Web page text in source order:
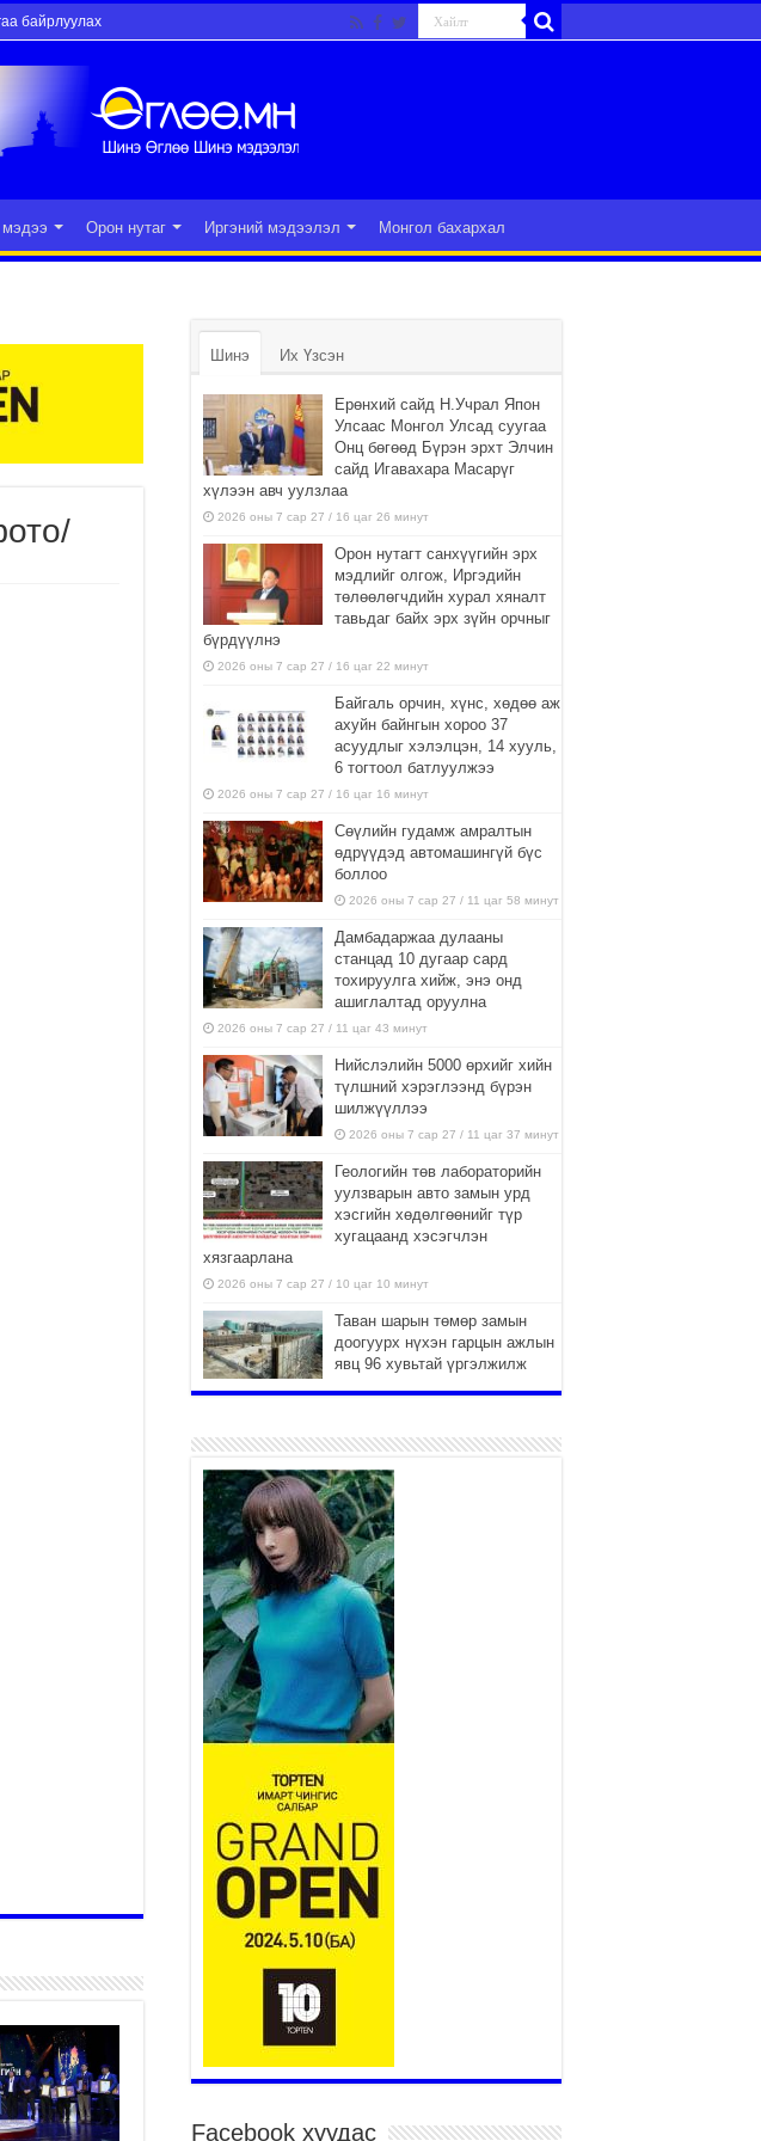
байрлуулах
Орон нутаг Иргэний мэдээлэл Монгол бахархал
Шинэ Их Үзсэн
Ерөнхий сайд Н.Учрал Япон
Улсаас Монгол Улсад суугаа
Онц бөгөөд Бүрэн эрхт Элчин
сайд Игавахара Масарүг
хүлээн авч уулзлаа
2026 оны 7 сар 27 / 16 цаг 26 минут
Орон нутагт санхүүгийн эрх
мэдлийг олгож, Иргэдийн
төлөөлөгчдийн хурал хяналт
тавьдаг байх эрх зүйн орчныг
бүрдүүлнэ
2026 оны 7 сар 27 / 16 цаг 22 минут
Байгаль орчин, хүнс, хөдөө аж
ахуйн байнгын хороо 37
асуудлыг хэлэлцэн, 14 хууль,
6 тогтоол батлуулжээ
2026 оны 7 сар 27 / 16 цаг 16 минут
Сөүлийн гудамж амралтын
өдрүүдэд автомашингүй бүс
боллоо
2026 оны 7 сар 27 / 11 цаг 58 минут
Дамбадаржаа дулааны
станцад 10 дугаар сард
тохируулга хийж, энэ онд
ашиглалтад оруулна
2026 оны 7 сар 27 / 11 цаг 43 минут
Нийслэлийн 5000 өрхийг хийн
түлшний хэрэглээнд бүрэн
шилжүүллээ
2026 оны 7 сар 27 / 11 цаг 37 минут
Геологийн төв лабораторийн
уулзварын авто замын урд
хэсгийн хөдөлгөөнийг түр
хугацаанд хэсэгчлэн
хязгаарлана
2026 оны 7 сар 27 / 10 цаг 10 минут
Таван шарын төмөр замын
доогуурх нүхэн гарцын ажлын
явц 96 хувьтай үргэлжилж
Нийслэлийн харьяа амаржих
газруудыг “Эх, хүүхдийн төв”
болгон өргөтгөнө
2026 оны 7 сар 27 / 9 цаг 58 минут
ТӨВ АЙМАГТ ӨВЛИЙН
БЭЛТГЭЛ АЖИЛ 80 ХУВЬТАЙ
ҮРГЭЛЖИЛЖ БАЙНА
2026 оны 7 сар 27 / 9 цаг 51 минут
“Хөдөө аж ахуй, хөдөөгийн
хөгжил төслийн 2 дахь шат”
төслийн хүрээнд 4 банктай
дамжуулан зээлдүүлэх гэрээ
байгууллаа
2026 оны 7 сар 27 / 9 цаг 40 минут
УИХ-ын гишүүн С.Зулпхар: Иргэдийн санал
хууль тогтоох үйл ажиллагааны чухал үндэс
2026 оны 7 сар 27 / 9 цаг 19 минут
Ерөнхий хяналтын хоёр удаагийн сонсголд 345
хүн оролцжээ
2026 оны 7 сар 27 / 9 цаг 13 минут
Хянан шалгах түр хорооны нотлох баримттай
нээлттэй танилцах боломжтой боллоо.
2026 оны 7 сар 23 / 15 цаг 58 минут
Дүүжин замын тээвэр энэ оны 12 дугаар сард
ашиглалтад бүрэн орно
Facebook хуудас